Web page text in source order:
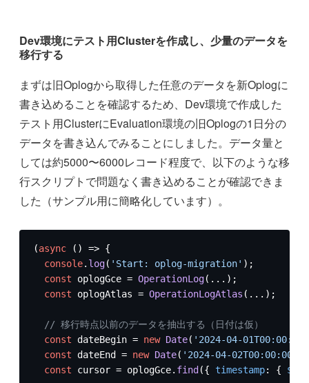
Dev環境にテスト用Clusterを作成し、少量のデータを
移行する
まずは旧Oplogから取得した任意のデータを新Oplogに
書き込めることを確認するため、Dev環境で作成した
テスト用ClusterにEvaluation環境の旧Oplogの1日分の
データを書き込んでみることにしました。データ量と
しては約5000〜6000レコード程度で、以下のような移
行スクリプトで問題なく書き込めることが確認できま
した（サンプル用に簡略化しています）。
(async () => {
console. log( 'Start: oplog-migration' );
const oplogGce = OperationLog(...);
const oplogAtlas = OperationLogAtlas (...);
// 移行時点以前のデータを抽出する（日付は仮）
const dateBegin = new Date( '2024-04-
const dateEnd = new Date( '2024-04-
const cursor = oplogGce. find ({ timestamp: { $gte